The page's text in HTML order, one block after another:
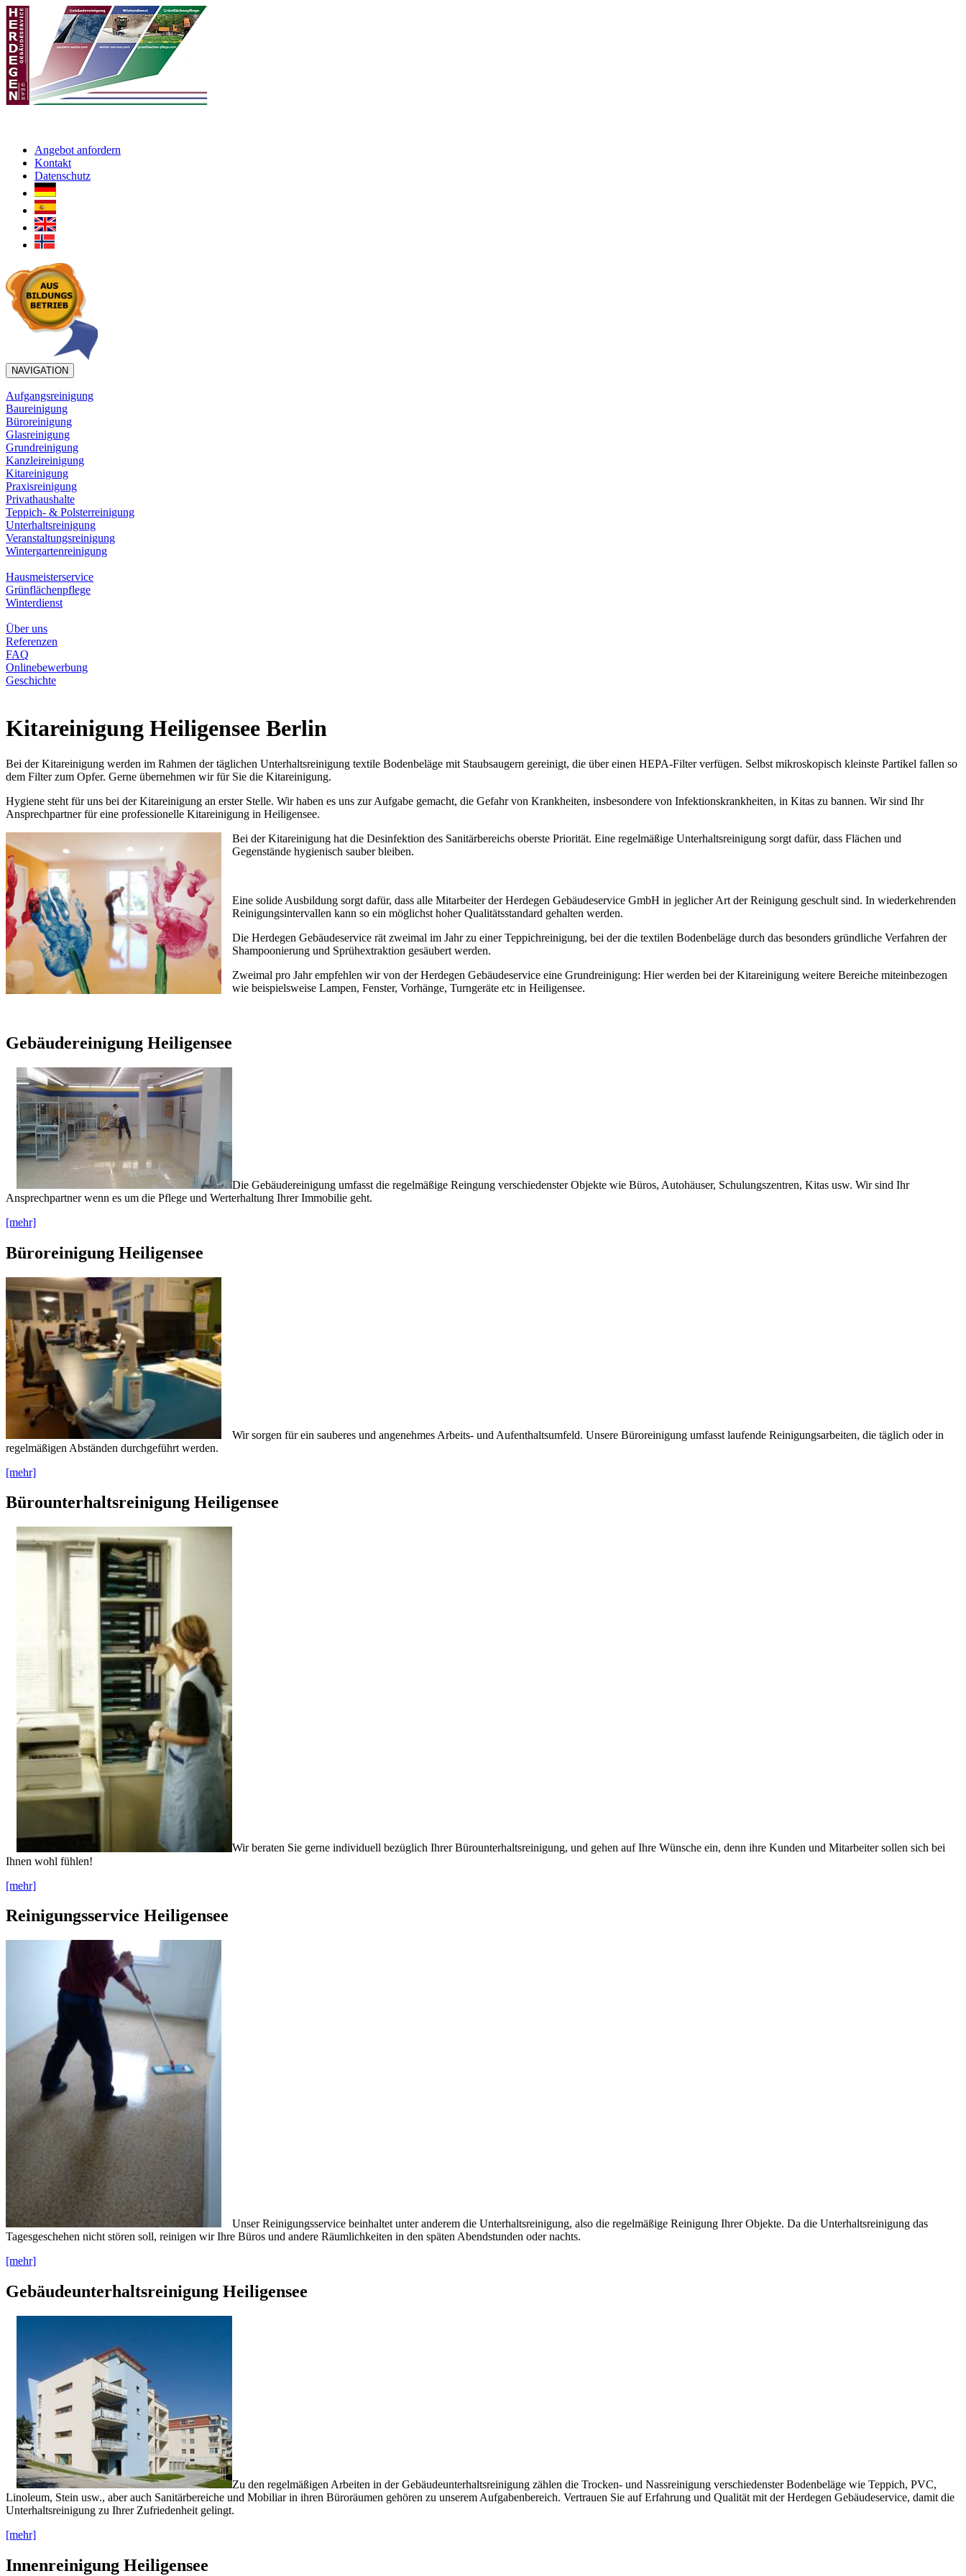
Angebot anfordern
Kontakt
Datenschutz
NAVIGATION
Aufgangsreinigung
Baureinigung
Büroreinigung
Glasreinigung
Grundreinigung
Kanzleireinigung
Kitareinigung
Praxisreinigung
Privathaushalte
Teppich- & Polsterreinigung
Unterhaltsreinigung
Veranstaltungsreinigung
Wintergartenreinigung
Hausmeisterservice
Grünflächenpflege
Winterdienst
Über uns
Referenzen
FAQ
Onlinebewerbung
Geschichte
Kitareinigung Heiligensee Berlin
Bei der Kitareinigung werden im Rahmen der täglichen Unterhaltsreinigung textile Bodenbeläge mit Staubsaugern gereinigt, die über einen HEPA-Filter verfügen. Selbst mikroskopisch kleinste Partikel fallen so
dem Filter zum Opfer. Gerne übernehmen wir für Sie die Kitareinigung.
Hygiene steht für uns bei der Kitareinigung an erster Stelle. Wir haben es uns zur Aufgabe gemacht, die Gefahr von Krankheiten, insbesondere von Infektionskrankheiten, in Kitas zu bannen. Wir sind Ihr
Ansprechpartner für eine professionelle Kitareinigung in Heiligensee.
Bei der Kitareinigung hat die Desinfektion des Sanitärbereichs oberste Priorität. Eine regelmäßige Unterhaltsreinigung sorgt dafür, dass Flächen und
Gegenstände hygienisch sauber bleiben.
Eine solide Ausbildung sorgt dafür, dass alle Mitarbeiter der Herdegen Gebäudeservice GmbH in jeglicher Art der Reinigung geschult sind. In wiederkehrenden
Reinigungsintervallen kann so ein möglichst hoher Qualitätsstandard gehalten werden.
Die Herdegen Gebäudeservice rät zweimal im Jahr zu einer Teppichreinigung, bei der die textilen Bodenbeläge durch das besonders gründliche Verfahren der
Shampoonierung und Sprühextraktion gesäubert werden.
Zweimal pro Jahr empfehlen wir von der Herdegen Gebäudeservice eine Grundreinigung: Hier werden bei der Kitareinigung weitere Bereiche miteinbezogen
wie beispielsweise Lampen, Fenster, Vorhänge, Turngeräte etc in Heiligensee.
Gebäudereinigung Heiligensee
Die Gebäudereinigung umfasst die regelmäßige Reingung verschiedenster Objekte wie Büros, Autohäuser, Schulungszentren, Kitas usw. Wir sind Ihr
Ansprechpartner wenn es um die Pflege und Werterhaltung Ihrer Immobilie geht.
[mehr]
Büroreinigung Heiligensee
Wir sorgen für ein sauberes und angenehmes Arbeits- und Aufenthaltsumfeld. Unsere Büroreinigung umfasst laufende Reinigungsarbeiten, die täglich oder in
regelmäßigen Abständen durchgeführt werden.
[mehr]
Bürounterhaltsreinigung Heiligensee
Wir beraten Sie gerne individuell bezüglich Ihrer Bürounterhaltsreinigung, und gehen auf Ihre Wünsche ein, denn ihre Kunden und Mitarbeiter sollen sich bei
Ihnen wohl fühlen!
[mehr]
Reinigungsservice Heiligensee
Unser Reinigungsservice beinhaltet unter anderem die Unterhaltsreinigung, also die regelmäßige Reinigung Ihrer Objekte. Da die Unterhaltsreinigung das
Tagesgeschehen nicht stören soll, reinigen wir Ihre Büros und andere Räumlichkeiten in den späten Abendstunden oder nachts.
[mehr]
Gebäudeunterhaltsreinigung Heiligensee
Zu den regelmäßigen Arbeiten in der Gebäudeunterhaltsreinigung zählen die Trocken- und Nassreinigung verschiedenster Bodenbeläge wie Teppich, PVC,
Linoleum, Stein usw., aber auch Sanitärbereiche und Mobiliar in ihren Büroräumen gehören zu unserem Aufgabenbereich. Vertrauen Sie auf Erfahrung und Qualität mit der Herdegen Gebäudeservice, damit die
Unterhaltsreinigung zu Ihrer Zufriedenheit gelingt.
[mehr]
Innenreinigung Heiligensee